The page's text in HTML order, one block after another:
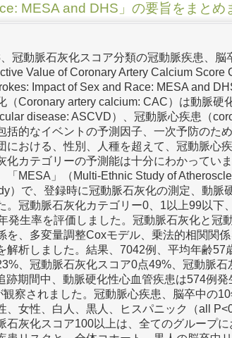
MESA and DHS」の要旨をまとめ
冠動脈石灰化スコア分類の冠動脈疾患、
Value of Coronary Artery Calcium Score
Impact of Sex and Race: MESA and
（Coronary artery calcium: CAC）は動脈硬
disease: ASCVD）、冠動脈心疾患（
括的なイベントの予測因子、一次予防のた
における、性別、人種を超えて、冠動脈心
化カテゴリーの予測能は十分にわかってい
「MESA」（Multi-Ethnic Study of
）で、登録時に冠動脈石灰化の測定、動脈
。冠動脈石灰化カテゴリー0、1以上99以下
発生率を評価しました。冠動脈石灰化と冠
を、多変量調整Coxモデル、乗法的相関関
解析しました。結果、7042例、平均年齢57
、冠動脈石灰化スコア0点49%、冠動脈石
跡期間中、動脈硬化性心血管疾患は574例
観察されました。冠動脈心疾患、脳卒中の
、女性、白人、黒人、ヒスパニック（all
石灰化スコア100以上は、全てのグループに